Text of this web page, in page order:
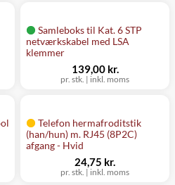
Samleboks til Kat. 6 STP
netværkskabel med LSA
klemmer
pr. stk. | inkl. moms
139,00 kr.
Telefon hermafroditstik
(han/hun) m. RJ45 (8P2C)
afgang - Hvid
pr. stk. | inkl. moms
24,75 kr.